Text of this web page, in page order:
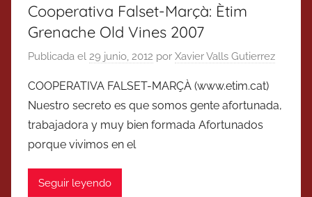
Cooperativa Falset-Marçà: Ètim
Grenache Old Vines 2007
Publicada el 29 junio, 2012 por Xavier Valls Gutierrez
COOPERATIVA FALSET-MARÇÀ (www.etim.cat)
Nuestro secreto es que somos gente afortunada,
trabajadora y muy bien formada Afortunados
porque vivimos en el
Seguir leyendo